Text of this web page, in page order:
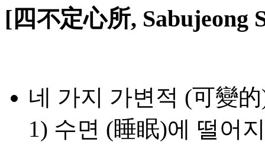
[四不定心所, Sabujeong
네 가지 가변적 (可變
1) 수면 (睡眠)에 떨어